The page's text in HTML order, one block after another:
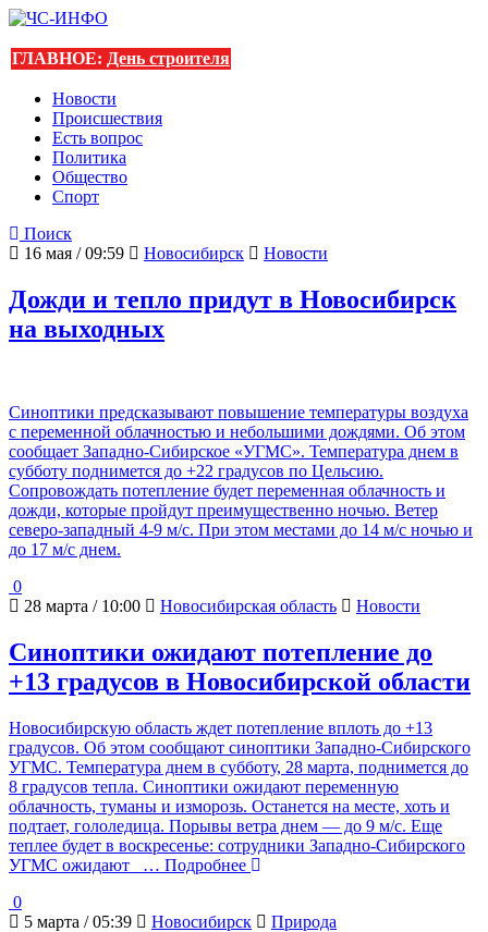
ГЛАВНОЕ: День строителя
Новости
Происшествия
Есть вопрос
Политика
Общество
Спорт
Поиск
16 мая / 09:59
Новосибирск Новости
Дожди и тепло придут в Новосибирск
на выходных
Синоптики предсказывают повышение температуры воздуха
с переменной облачностью и небольшими дождями. Об этом
сообщает Западно-Сибирское «УГМС». Температура днем в
субботу поднимется до +22 градусов по Цельсию.
Сопровождать потепление будет переменная облачность и
дожди, которые пройдут преимущественно ночью. Ветер
северо-западный 4-9 м/с. При этом местами до 14 м/с ночью и
до 17 м/с днем.
0
28 марта / 10:00
Новосибирская область Новости
Синоптики ожидают потепление до
+13 градусов в Новосибирской области
Новосибирскую область ждет потепление вплоть до +13
градусов. Об этом сообщают синоптики Западно-Сибирского
УГМС. Температура днем в субботу, 28 марта, поднимется до
8 градусов тепла. Синоптики ожидают переменную
облачность, туманы и изморозь. Останется на месте, хоть и
подтает, гололедица. Порывы ветра днем — до 9 м/с. Еще
теплее будет в воскресенье: сотрудники Западно-Сибирского
УГМС ожидают
… Подробнее
0
5 марта / 05:39
Новосибирск Природа